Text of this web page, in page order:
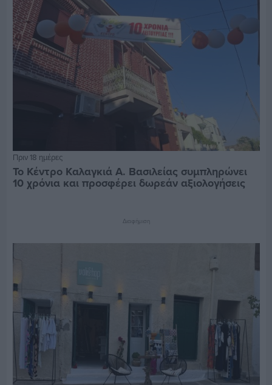
Πριν 18 ημέρες
Το Κέντρο Καλαγκιά Α. Βασιλείας συμπληρώνει
10 χρόνια και προσφέρει δωρεάν αξιολογήσεις
Διαφήμιση